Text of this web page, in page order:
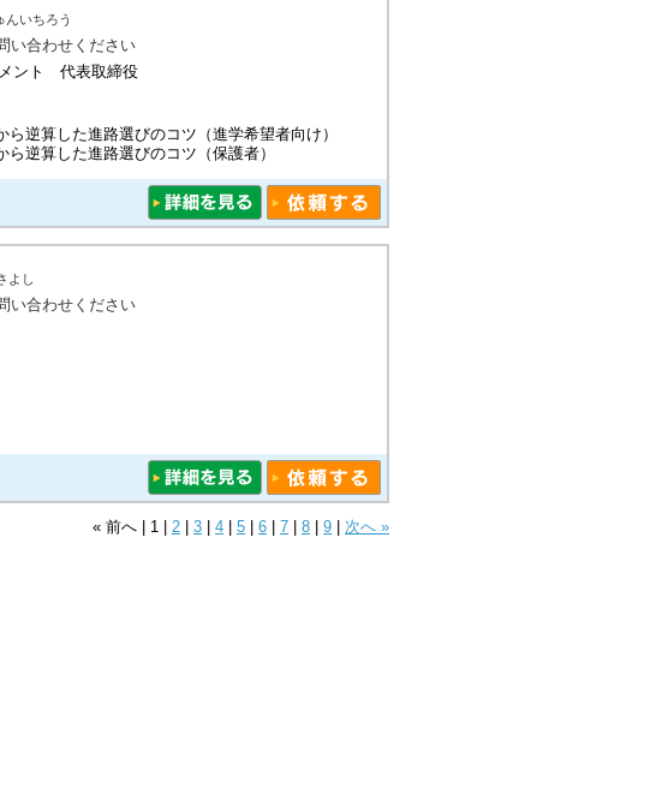
いちろう
い合わせください
ント 代表取締役
逆算した進路選びのコツ（進学希望者向け）
逆算した進路選びのコツ（保護者）
よし
い合わせください
« 前へ 1 2 3 4 5 6 7 8 9 次へ »